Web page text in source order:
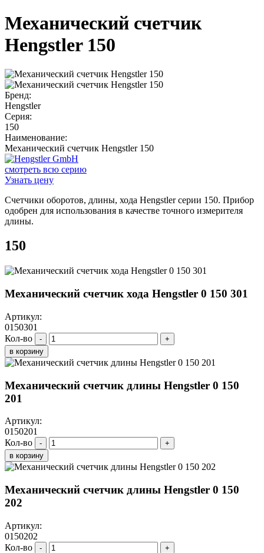
Механический счетчик
Hengstler 150
Бренд:
Hengstler
Серия:
150
Наименование:
Механический счетчик Hengstler 150
смотреть всю серию
Узнать цену
Счетчики оборотов, длины, хода Hengstler серии 150. Прибор
одобрен для использования в качестве точного измерителя
длины.
150
Механический счетчик хода Hengstler 0 150 301
Артикул:
0150301
Кол-во
-
+
в корзину
Механический счетчик длины Hengstler 0 150
201
Артикул:
0150201
Кол-во
-
+
в корзину
Механический счетчик длины Hengstler 0 150
202
Артикул:
0150202
Кол-во
-
+